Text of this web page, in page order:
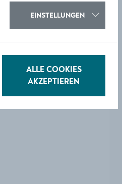
EINSTELLUNGEN
ALLE COOKIES
AKZEPTIEREN